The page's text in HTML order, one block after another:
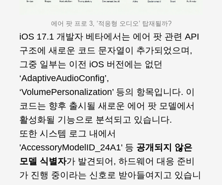
에어 팟 프로 3, ‘적응형 오디오’ 탑재될까?
iOS 17.1 개발자 베타에서는 에어 팟 관련 API
구조에 새로운 코드 문자열이 추가되었으며,
그중 일부는 이전 iOS 버전에는 없던
‘AdaptiveAudioConfig’,
‘VolumePersonalization’ 등의 항목입니다. 이
코드는 향후 출시될 새로운 에어 팟 모델에서
활성화될 기능으로 분석되고 있습니다.
또한 시스템 로그 내에서
'AccessoryModelID_24A1' 등 공개되지 않은
모델 식별자가 발견되어, 하드웨어 대응 준비
가 진행 중이라는 신호로 받아들여지고 있습니